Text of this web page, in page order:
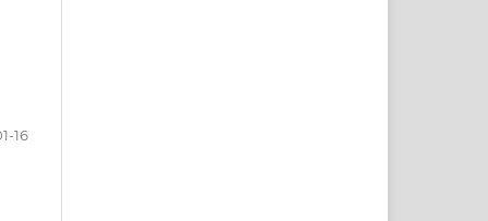
16